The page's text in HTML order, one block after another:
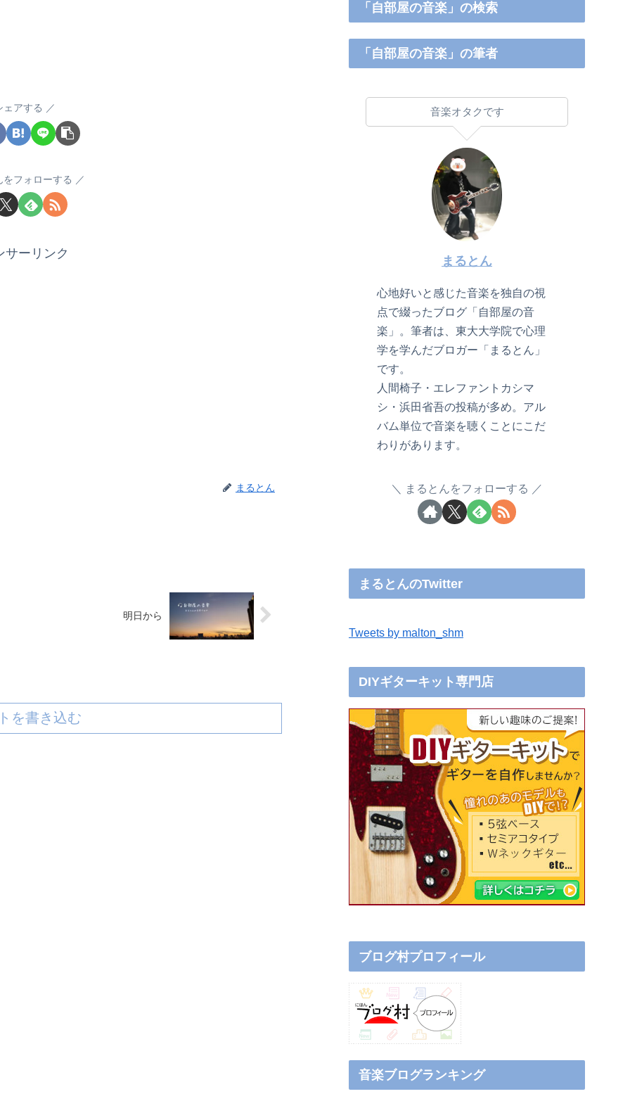
ェアする
をフォローする
サーリンク
まるとん
明日から
を書き込む
「自部屋の音楽」の検索
「自部屋の音楽」の筆者
音楽オタクです
まるとん
心地好いと感じた音楽を独自の視
点で綴ったブログ「自部屋の音
楽」。筆者は、東大大学院で心理
学を学んだブロガー「まるとん」
です。
人間椅子・エレファントカシマ
シ・浜田省吾の投稿が多め。アル
バム単位で音楽を聴くことにこだ
わりがあります。
まるとんをフォローする
まるとんのTwitter
Tweets by malton_shm
DIYギターキット専門店
ブログ村プロフィール
音楽ブログランキング